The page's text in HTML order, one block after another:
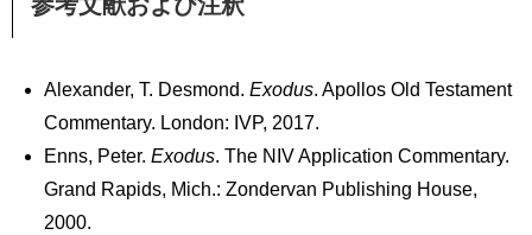
Alexander, T. Desmond.Exodus. Apollos Old Testament
Commentary. London: IVP, 2017.
Enns, Peter.Exodus. The NIV Application Commentary.
Grand Rapids, Mich.: Zondervan Publishing House,
2000.